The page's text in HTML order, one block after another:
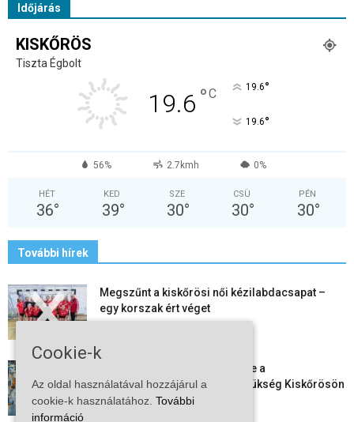
Időjárás
KISKŐRÖS
Tiszta Égbolt
19.6 °C 19.6°
19.6°
56% 2.7kmh 0%
HÉT
36°
KED
39°
SZE
30°
CSÜ
30°
PÉN
30°
További hírek
Megszűnt a kiskőrösi női kézilabdacsapat –
egy korszak ért véget
Aktuális állásajánlatok: ezekre a
munkavállalókra van most szükség Kiskőrösön
és a...
Cookie-k
Az oldal használatával hozzájárul a
cookie-k használatához. További
információ